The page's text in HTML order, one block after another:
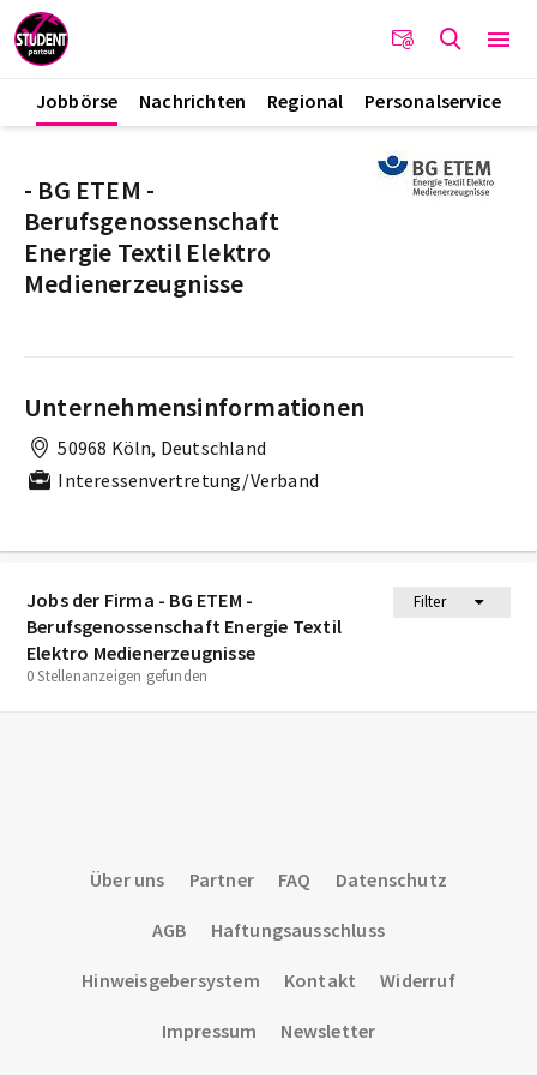
Jobbörse Nachrichten Regional Personalservice
Jobs der Firma - BG ETEM -
Berufsgenossenschaft Energie Textil
Elektro Medienerzeugnisse
Filter
0 Stellenanzeigen gefunden
- BG ETEM -
Berufsgenossenschaft
Energie Textil Elektro
Medienerzeugnisse
Unternehmensinformationen
50968 Köln, Deutschland
Interessenvertretung/Verband
Über uns Partner FAQ Datenschutz
AGB Haftungsausschluss
Hinweisgebersystem Kontakt Widerruf
Impressum Newsletter